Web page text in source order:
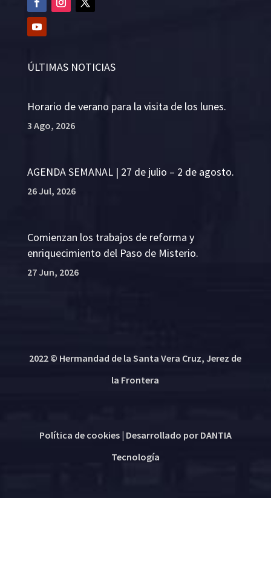
ÚLTIMAS NOTICIAS
Horario de verano para la visita de los lunes.
3 Ago, 2026
AGENDA SEMANAL | 27 de julio – 2 de agosto.
26 Jul, 2026
Comienzan los trabajos de reforma y
enriquecimiento del Paso de Misterio.
27 Jun, 2026
2022 © Hermandad de la Santa Vera Cruz, Jerez de
la Frontera
Política de cookies| Desarrollado por DANTIA
Tecnología